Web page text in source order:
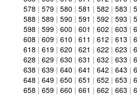
578 | 579 | 580 | 581 | 582 | 583 |
588 | 589 | 590 | 591 | 592 | 593 |
598 | 599 | 600 | 601 | 602 | 603 |
608 | 609 | 610 | 611 | 612 | 613 |
618 | 619 | 620 | 621 | 622 | 623 |
628 | 629 | 630 | 631 | 632 | 633 |
638 | 639 | 640 | 641 | 642 | 643 |
648 | 649 | 650 | 651 | 652 | 653 |
658 | 659 | 660 | 661 | 662 | 663 |